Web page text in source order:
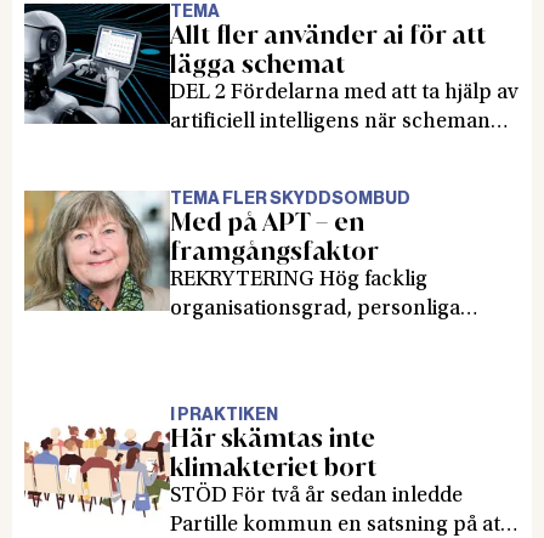
atmosfär av vantrivsel och
otrygghet. Nu har hela kommunen
börjat arbete med så kallade
uppdragskartor.
TEMA
Allt fler använder ai för att
lägga schemat
DEL 2 Fördelarna med att ta hjälp av
artificiell intelligens när scheman
kommuner är nu på gång att testa
och utveckla schemaverktyg med ai.
TEMA FLER SKYDDSOMBUD
Med på APT – en
framgångsfaktor
REKRYTERING Hög facklig
organisationsgrad, personliga
anmäla sitt intresse på webben. Det,
och ständig stöttning av ombuden,
är Sveriges Lärares recept för att få
fler skyddsombud. Det här är första
I PRAKTIKEN
Här skämtas inte
klimakteriet bort
STÖD För två år sedan inledde
Partille kommun en satsning på att